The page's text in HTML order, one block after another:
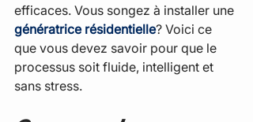
efficaces. Vous songez à installer une
génératrice résidentielle? Voici ce
que vous devez savoir pour que le
processus soit fluide, intelligent et
sans stress.